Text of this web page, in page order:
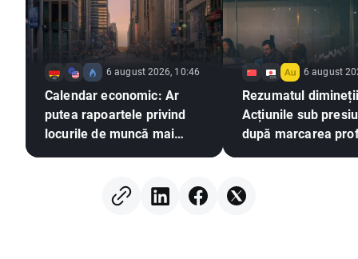
6 august 2026, 10:46
Calendar economic: Ar
putea rapoartele privind
locurile de muncă mai
majorare a ratei dobânzii?
6 august
Rezumatul
Acțiunile sub
după marcarea
(06.08.2026)